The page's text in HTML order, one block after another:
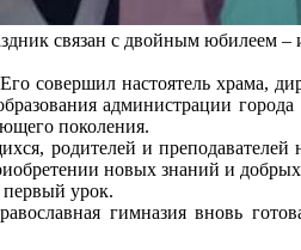
связан с двойным юбилеем –
совершил настоятель храма,
администрации
поколения.
родителей и преподавателей
новых знаний и
урок.
гимназия вновь